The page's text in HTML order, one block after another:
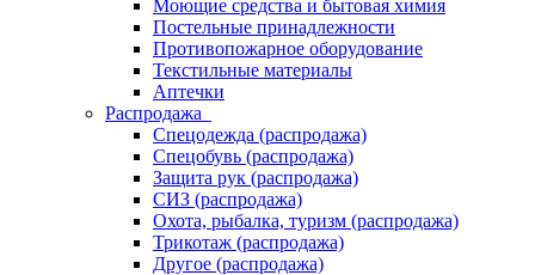
Моющие средства и бытовая химия
Постельные принадлежности
Противопожарное оборудование
Текстильные материалы
Аптечки
Распродажа
Спецодежда (распродажа)
Спецобувь (распродажа)
Защита рук (распродажа)
СИЗ (распродажа)
Охота, рыбалка, туризм (распродажа)
Трикотаж (распродажа)
Другое (распродажа)